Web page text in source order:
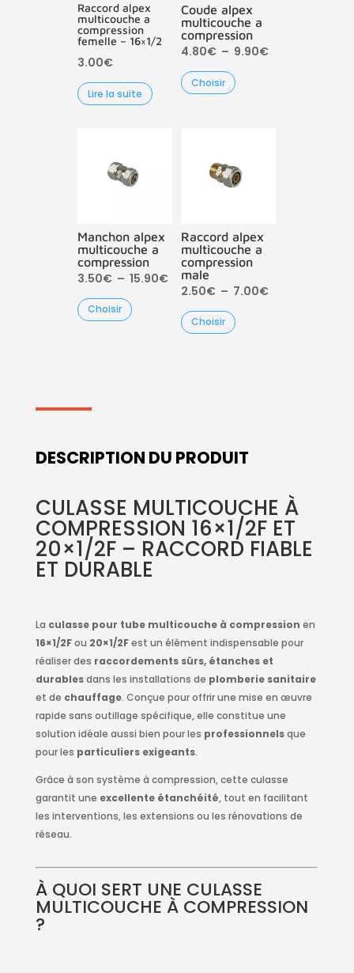
Raccord alpex
multicouche a
compression
femelle – 16×1/2
3.00€
Lire la suite
Coude alpex
multicouche a
compression
4.80€ – 9.90€Plage
Choisir
Manchon alpex
multicouche a
compression
3.50€ – 15.90€Plage
de
prix :
3.50€
Choisir
Raccord alpex
multicouche a
compression
male
2.50€ – 7.00€Plage
Choisir
DESCRIPTION DU PRODUIT
CULASSE MULTICOUCHE À
COMPRESSION 16×1/2F ET
20×1/2F – RACCORD FIABLE
ET DURABLE
La culasse pour tube multicouche à compression en
16×1/2Fou 20×1/2Fest un élément indispensable pour
réaliser des raccordements sûrs, étanches et
durablesdans les installations de plomberie sanitaire
et de chauffage. Conçue pour offrir une mise en œuvre
rapide sans outillage spécifique, elle constitue une
solution idéale aussi bien pour les professionnelsque
pour les particuliers exigeants.
Grâce à son système à compression, cette culasse
garantit une excellente étanchéité, tout en facilitant
les interventions, les extensions ou les rénovations de
réseau.
À QUOI SERT UNE CULASSE
MULTICOUCHE À COMPRESSION
?